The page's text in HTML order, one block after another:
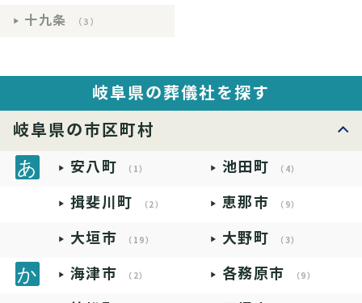
十九条 （3）
岐阜県の葬儀社を探す
岐阜県の市区町村
安八町 （1） 池田町 （4）
揖斐川町 （2） 恵那市 （9）
大垣市 （19） 大野町 （3）
海津市 （2） 各務原市 （9）